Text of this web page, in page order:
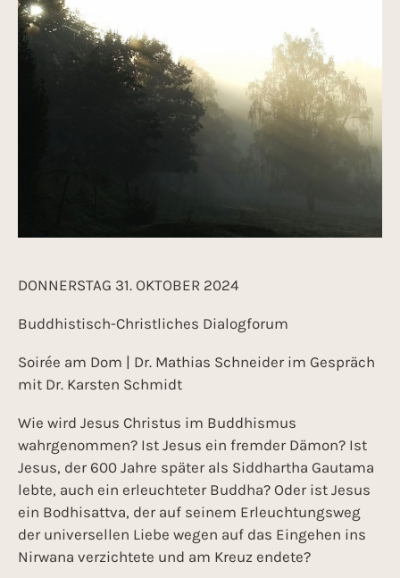
DONNERSTAG 31. OKTOBER 2024
Buddhistisch-Christliches Dialogforum
Soirée am Dom | Dr. Mathias Schneider im Gespräch
mit Dr. Karsten Schmidt
Wie wird Jesus Christus im Buddhismus
wahrgenommen? Ist Jesus ein fremder Dämon? Ist
Jesus, der 600 Jahre später als Siddhartha Gautama
lebte, auch ein erleuchteter Buddha? Oder ist Jesus
ein Bodhisattva, der auf seinem Erleuchtungsweg
der universellen Liebe wegen auf das Eingehen ins
Nirwana verzichtete und am Kreuz endete?